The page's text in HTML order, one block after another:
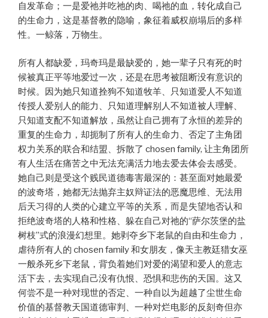
自发革命；一是爱祂并吃祂的肉、喝祂的血，转化成自己
的生命力，这是基督教的隐喻，象征着威权崩塌后的多样
性。一鲸落，万物生。
所有人都缺爱，玛奇玛是最缺爱的，她一辈子只有死的时
候被真正平等地爱过一次，还是在思考被阻断没有意识的
时候。因为她只知道拴狗不知道牧羊、只知道爱人不知道
传授人爱别人的能力、只知道理解别人不知道被人理解、
只知道支配不知道解放，虽然让自己拥有了永恒的差异的
重复的生命力，却扼制了所有人的生命力、否定了主角团
权力关系的联合和结盟、拆散了 chosen family, 让主角团所
有人生活在痛苦之中无法充满活力地去爱去体会去感受。
她自己则是受这个贱民道德毒害最深的：甚至面对她最爱
的波奇塔，她都无法抛弃主奴辩证法的恶魔思维、无法用
后天习得的人类的心建立平等的关系，而是失望地否认和
拒绝波奇塔的人格和性格、躲在自己对祂的“萨尔茨堡的盐
树枝”式的浪漫幻想里。她剥夺乡下老鼠的自由和生命力，
虐待所有人的 chosen family 和女朋友，像天主教廷猎女巫
一般杀死乡下老鼠，背负着她们对爱的渴望和爱人的意志
活下去，去实现自己没有仇恨、恐惧和悲伤的天国。这又
何尝不是一种对现世的否定、一种自以为超越了尘世生命
价值的基督教天国道德审判、一种对烂电影的反刻奇但亦